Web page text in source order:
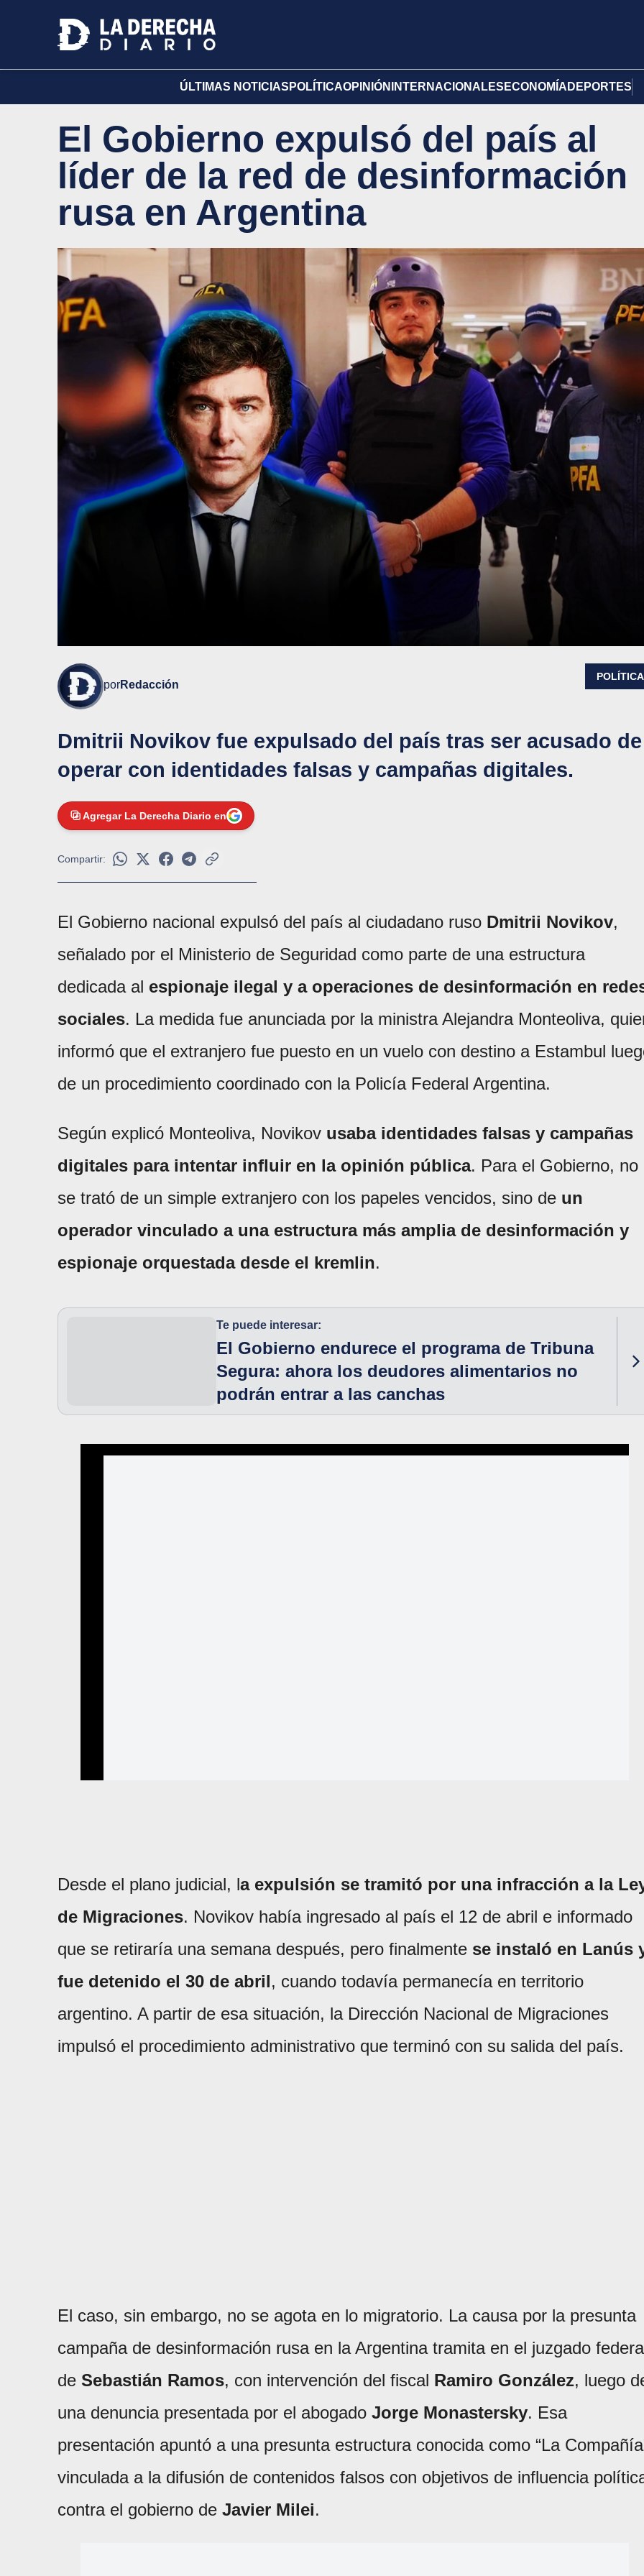
ÚLTIMAS NOTICIAS POLÍTICAOPINIÓN INTERNACIONALES ECONOMÍA DEPORTES
El Gobierno expulsó del país al
líder de la red de desinformación
rusa en Argentina
porRedacción
POLÍTICA
Dmitrii Novikov fue expulsado del país tras ser acusado de
operar con identidades falsas y campañas digitales.
Agregar La Derecha Diario en
Compartir:
El Gobierno nacional expulsó del país al ciudadano ruso Dmitrii Novikov,
señalado por el Ministerio de Seguridad como parte de una estructura
dedicada al espionaje ilegal y a operaciones de desinformación en
sociales. La medida fue anunciada por la ministra Alejandra Monteoliva,
informó que el extranjero fue puesto en un vuelo con destino a Estambul
de un procedimiento coordinado con la Policía Federal Argentina.
Según explicó Monteoliva, Novikov usaba identidades falsas y campañas
digitales para intentar influir en la opinión pública. Para el Gobierno, no
se trató de un simple extranjero con los papeles vencidos, sino de un
operador vinculado a una estructura más amplia de desinformación y
espionaje orquestada desde el kremlin.
Te puede interesar:
El Gobierno endurece el programa de Tribuna
Segura: ahora los deudores alimentarios no
podrán entrar a las canchas
Desde el plano judicial, la expulsión se tramitó por una infracción a la
de Migraciones. Novikov había ingresado al país el 12 de abril e informado
que se retiraría una semana después, pero finalmente se instaló en Lanús
fue detenido el 30 de abril, cuando todavía permanecía en territorio
argentino. A partir de esa situación, la Dirección Nacional de Migraciones
impulsó el procedimiento administrativo que terminó con su salida del país.
El caso, sin embargo, no se agota en lo migratorio. La causa por la presunta
campaña de desinformación rusa en la Argentina tramita en el juzgado
de Sebastián Ramos, con intervención del fiscal Ramiro González, luego
una denuncia presentada por el abogado Jorge Monastersky. Esa
presentación apuntó a una presunta estructura conocida como “La
vinculada a la difusión de contenidos falsos con objetivos de influencia
contra el gobierno de Javier Milei.